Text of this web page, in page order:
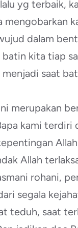
yg terbaik,
mengobarkan
dalam
batin kita tiap
saat
merupakan
kami terdiri
Allah
rohani,
segala
teduh, saat